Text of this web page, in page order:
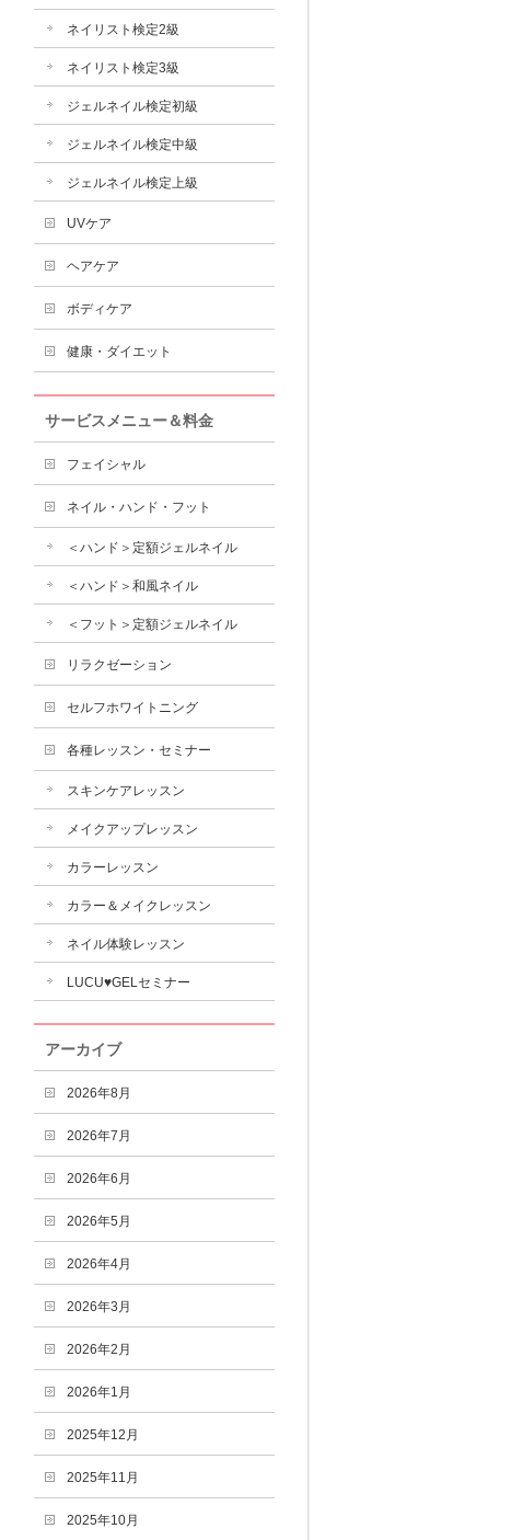
ネイリスト検定2級
ネイリスト検定3級
ジェルネイル検定初級
ジェルネイル検定中級
ジェルネイル検定上級
UVケア
ヘアケア
ボディケア
健康・ダイエット
サービスメニュー＆料金
フェイシャル
ネイル・ハンド・フット
＜ハンド＞定額ジェルネイル
＜ハンド＞和風ネイル
＜フット＞定額ジェルネイル
リラクゼーション
セルフホワイトニング
各種レッスン・セミナー
スキンケアレッスン
メイクアップレッスン
カラーレッスン
カラー＆メイクレッスン
ネイル体験レッスン
LUCU♥GELセミナー
アーカイブ
2026年8月
2026年7月
2026年6月
2026年5月
2026年4月
2026年3月
2026年2月
2026年1月
2025年12月
2025年11月
2025年10月